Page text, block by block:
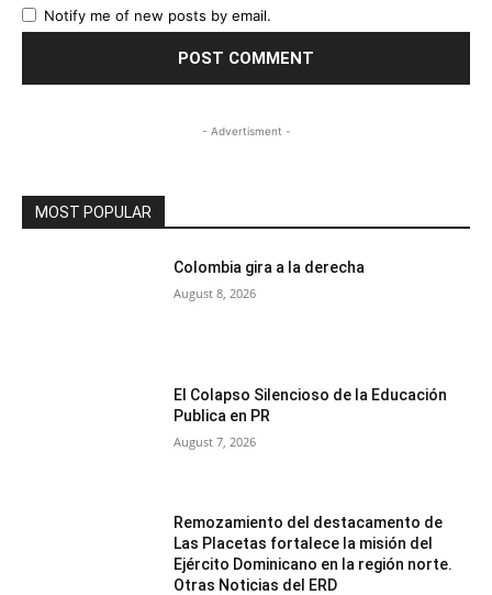
Notify me of new posts by email.
- Advertisment -
MOST POPULAR
Colombia gira a la derecha
August 8, 2026
El Colapso Silencioso de la Educación
Publica en PR
August 7, 2026
Remozamiento del destacamento de
Las Placetas fortalece la misión del
Ejército Dominicano en la región norte.
Otras Noticias del ERD